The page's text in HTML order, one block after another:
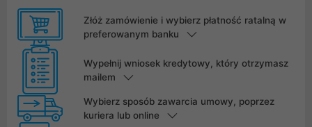
Złóż zamówienie i wybierz płatność ratalną w
preferowanym banku
Wypełnij wniosek kredytowy, który otrzymasz
mailem
Wybierz sposób zawarcia umowy, poprzez
kuriera lub online